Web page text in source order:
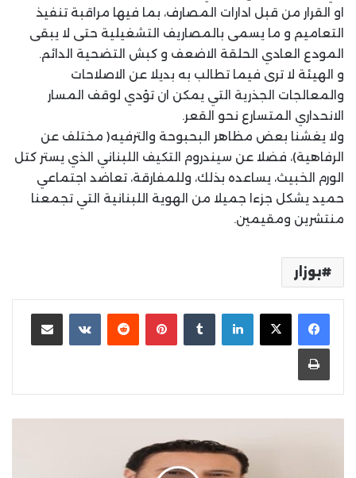
او القرار من قبل ادارات المصارف، بما فيها مراقبة تنفيذ
التعاميم و ما يسمى بالمصاريف التشغيلية حتى لا يبقى
المودع العادي الحلقة الاضعف و كبش التضحية الدائم.
و الهيئة لا ترى فيما تطالب به بديلا عن الاصلاحات
والمعالجات الجذرية التي يمكن ان تؤدي لوقف المسار
الانحداري المتسارع نحو القعر.
ولا يغشنا بعض مظاهر البحبوحة والترفيه( مختلف عن
الرفاهية)، فضلا عن سيندروم التكيف اللبناني الذي يستر كتل
الورم الخبيث، يساعده بذلك، وللمفارقة، تعاضد اجتماعي
حميد يشكل جزءا جميلا من الهوية اللبنانية التي تجمعنا
منتشرين ومقيمين.
بوزار
لينكدإن بينتيريست مشاركة عبر البريد
طباعة